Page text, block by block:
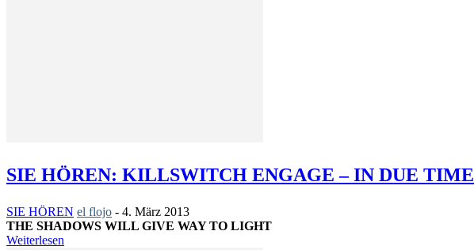
SIE HÖREN: KILLSWITCH ENGAGE – IN DUE TIME
SIE HÖREN el flojo - 4. März 2013
THE SHADOWS WILL GIVE WAY TO LIGHT
Weiterlesen